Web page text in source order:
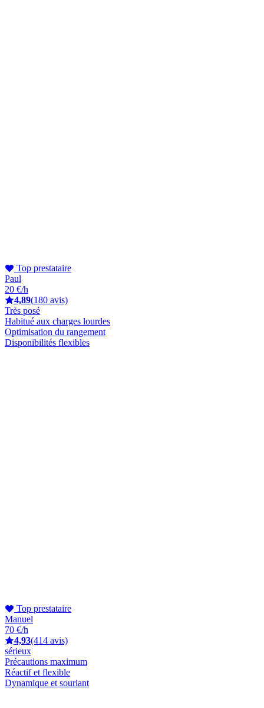
Top prestataire
Paul
20 €/h
4,89(180 avis)
Très posé
Habitué aux charges lourdes
Optimisation du rangement
Disponibilités flexibles
Top prestataire
Manuel
70 €/h
4,93(414 avis)
sérieux
Précautions maximum
Réactif et flexible
Dynamique et souriant